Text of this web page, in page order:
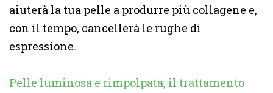
aiuterà la tua pelle a produrre più collagene e,
con il tempo, cancellerà le rughe di
espressione.
Pelle luminosa e rimpolpata, il trattamento